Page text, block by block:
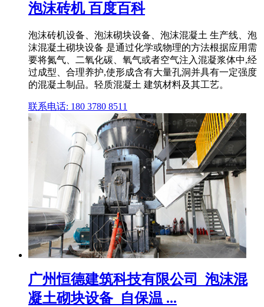
泡沫砖机 百度百科
泡沫砖机设备、泡沫砌块设备、泡沫混凝土 生产线、泡
沫混凝土砌块设备 是通过化学或物理的方法根据应用需
要将氮气、二氧化碳、氧气或者空气注入混凝浆体中,经
过成型、合理养护,使形成含有大量孔洞并具有一定强度
的混凝土制品。轻质混凝土 建筑材料及其工艺。
联系电话: 180 3780 8511
广州恒德建筑科技有限公司_泡沫混
凝土砌块设备_自保温 ...